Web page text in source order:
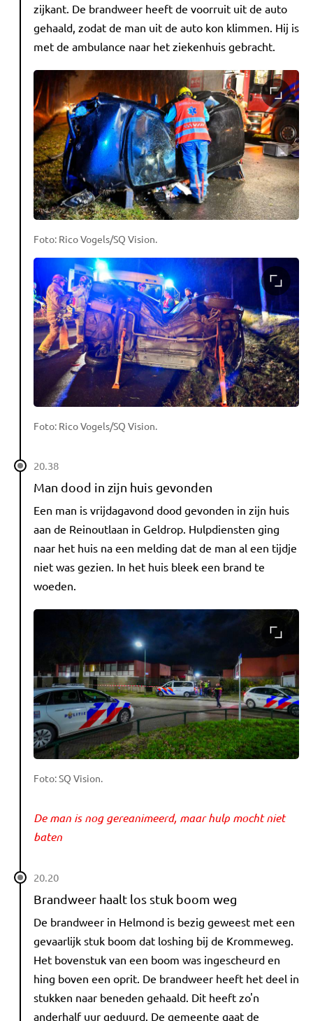
zijkant. De brandweer heeft de voorruit uit de auto
gehaald, zodat de man uit de auto kon klimmen. Hij is
met de ambulance naar het ziekenhuis gebracht.
Foto: Rico Vogels/SQ Vision.
Foto: Rico Vogels/SQ Vision.
20.38
Man dood in zijn huis gevonden
Een man is vrijdagavond dood gevonden in zijn huis
aan de Reinoutlaan in Geldrop. Hulpdiensten ging
naar het huis na een melding dat de man al een tijdje
niet was gezien. In het huis bleek een brand te
woeden.
Foto: SQ Vision.
De man is nog gereanimeerd, maar hulp mocht niet
baten
20.20
Brandweer haalt los stuk boom weg
De brandweer in Helmond is bezig geweest met een
gevaarlijk stuk boom dat loshing bij de Krommeweg.
Het bovenstuk van een boom was ingescheurd en
hing boven een oprit. De brandweer heeft het deel in
stukken naar beneden gehaald. Dit heeft zo'n
anderhalf uur geduurd. De gemeente gaat de